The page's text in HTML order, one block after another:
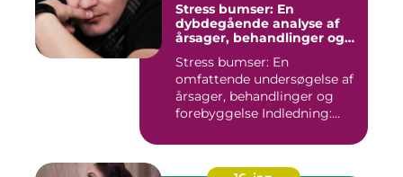
Stress bumser: En
dybdegående analyse af
årsager, behandlinger og
Stress bumser: En
omfattende undersøgelse af
årsager, behandlinger og
forebyggelse Indledning: